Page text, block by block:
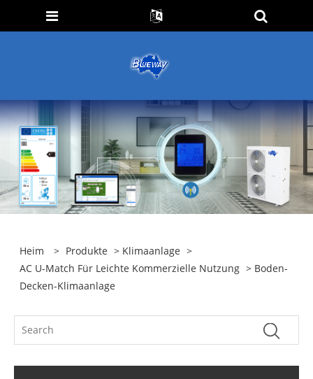
Heim > Produkte > Klimaanlage >
AC U-Match Für Leichte Kommerzielle Nutzung > Boden-
Decken-Klimaanlage